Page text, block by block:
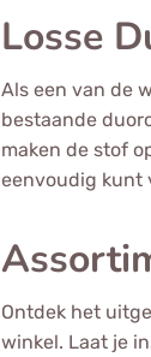
Losse
Als een van de
bestaande
maken de stof
eenvoudig kunt
Ontdek het
winkel. Laat je